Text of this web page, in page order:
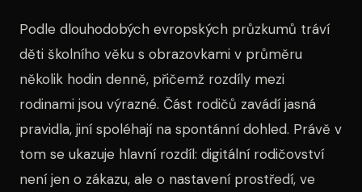
Podle dlouhodobých evropských průzkumů tráví
děti školního věku s obrazovkami v průměru
několik hodin denně, přičemž rozdíly mezi
rodinami jsou výrazné. Část rodičů zavádí jasná
pravidla, jiní spoléhají na spontánní dohled. Právě v
tom se ukazuje hlavní rozdíl: digitální rodičovství
není jen o zákazu, ale o nastavení prostředí, ve